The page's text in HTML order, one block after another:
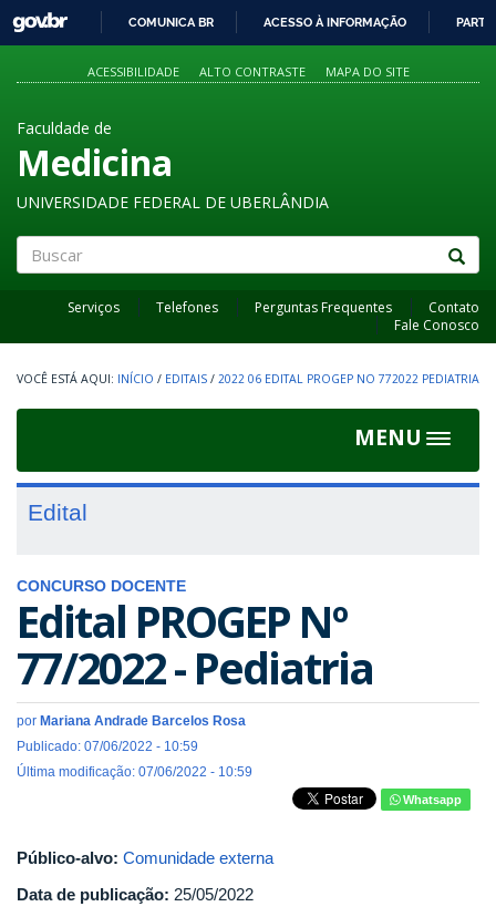
PARA
O
GOVBR
COMUNICA BR ACESSO À INFORMAÇÃO
ACESSIBILIDADE ALTO CONTRASTE MAPA DO SITE
Faculdade de
Medicina
UNIVERSIDADE FEDERAL DE UBERLÂNDIA
Serviços Telefones Perguntas Frequentes
Contato
Fale Conosco
INÍCIO / EDITAIS / 2022 06 EDITAL PROGEP NO 772022 PEDIATRIA
MENU
Toggle
Edital
CONCURSO DOCENTE
Edital PROGEP Nº
77/2022 - Pediatria
por Mariana Andrade Barcelos Rosa
Publicado: 07/06/2022 - 10:59
Última modificação: 07/06/2022 - 10:59
Whatsapp
Público-alvo: Comunidade externa
Data de publicação: 25/05/2022